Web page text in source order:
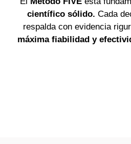
científico sólido. Cada
respalda con evidencia
máxima fiabilidad y